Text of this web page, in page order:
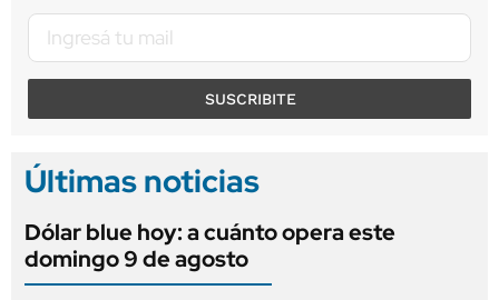
SUSCRIBITE
Últimas noticias
Dólar blue hoy: a cuánto opera este
domingo 9 de agosto